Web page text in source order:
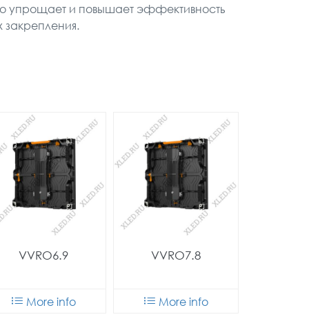
упрощает и повышает эффективность
закрепления.
VVRO6.9
More info
VVRO7.8
More info